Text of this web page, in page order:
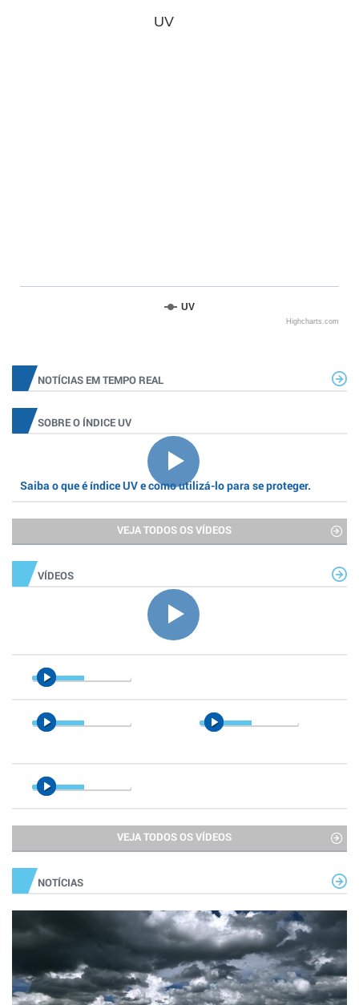
UV
UV
Highcharts.com
NOTÍCIAS EM TEMPO REAL
SOBRE O ÍNDICE UV
Saiba o que é índice UV e como utilizá-lo para se proteger.
VEJA TODOS OS VÍDEOS
VÍDEOS
VEJA TODOS OS VÍDEOS
NOTÍCIAS